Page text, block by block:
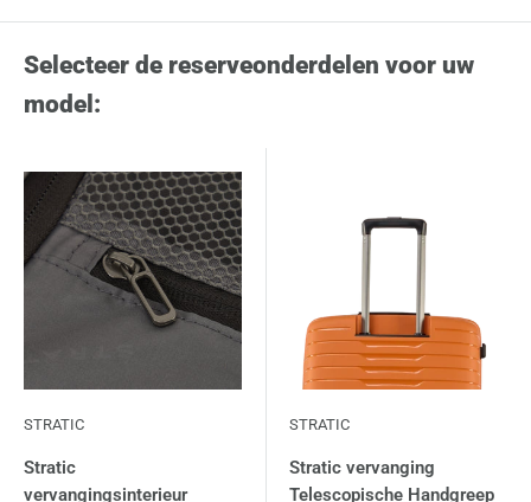
Selecteer de reserveonderdelen voor uw
model:
STRATIC
Stratic
vervangingsinterieur
STRATIC
Stratic vervanging
Telescopische Handgreep